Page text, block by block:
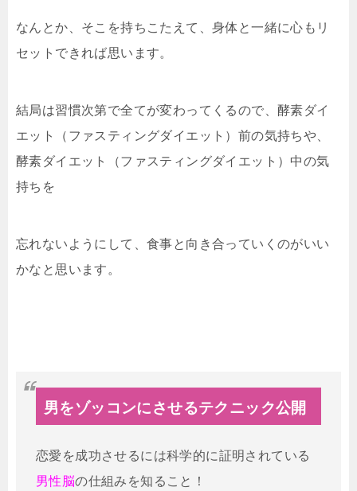
なんとか、そこを持ちこたえて、身体と一緒に心もリ
セットできれば思います。
結局は習慣次第で全てが変わってくるので、酵素ダイ
エット（ファスティングダイエット）前の気持ちや、
酵素ダイエット（ファスティングダイエット）中の気
持ちを
忘れないようにして、食事と向き合っていくのがいい
かなと思います。
男をゾッコンにさせるテクニック公開
恋愛を成功させるには科学的に証明されている
男性脳の仕組みを知ること！